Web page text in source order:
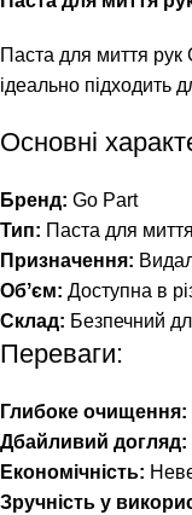
Паста для миття рук
ідеально підходить
Основні
Бренд: Go Part
Тип: Паста для
Призначення:
Обʼєм: Доступна в
Склад: Безпечний
Переваги:
Глибоке очищення:
Дбайливий догляд:
Економічність:
Зручність у